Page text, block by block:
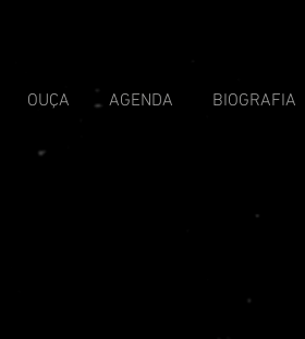
OUÇA AGENDA BIOGRAFIA